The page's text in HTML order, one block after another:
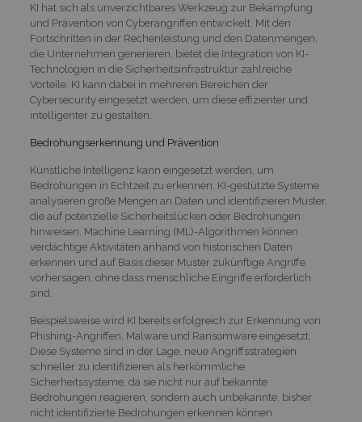
KI hat sich als unverzichtbares Werkzeug zur Bekämpfung
und Prävention von Cyberangriffen entwickelt. Mit den
Fortschritten in der Rechenleistung und den Datenmengen,
die Unternehmen generieren, bietet die Integration von KI-
Technologien in die Sicherheitsinfrastruktur zahlreiche
Vorteile. KI kann dabei in mehreren Bereichen der
Cybersecurity eingesetzt werden, um diese effizienter und
intelligenter zu gestalten.
Bedrohungserkennung und Prävention
Künstliche Intelligenz kann eingesetzt werden, um
Bedrohungen in Echtzeit zu erkennen. KI-gestützte Systeme
analysieren große Mengen an Daten und identifizieren Muster,
die auf potenzielle Sicherheitslücken oder Bedrohungen
hinweisen. Machine Learning (ML)-Algorithmen können
verdächtige Aktivitäten anhand von historischen Daten
erkennen und auf Basis dieser Muster zukünftige Angriffe
vorhersagen, ohne dass menschliche Eingriffe erforderlich
sind.
Beispielsweise wird KI bereits erfolgreich zur Erkennung von
Phishing-Angriffen, Malware und Ransomware eingesetzt.
Diese Systeme sind in der Lage, neue Angriffsstrategien
schneller zu identifizieren als herkömmliche
Sicherheitssysteme, da sie nicht nur auf bekannte
Bedrohungen reagieren, sondern auch unbekannte, bisher
nicht identifizierte Bedrohungen erkennen können.